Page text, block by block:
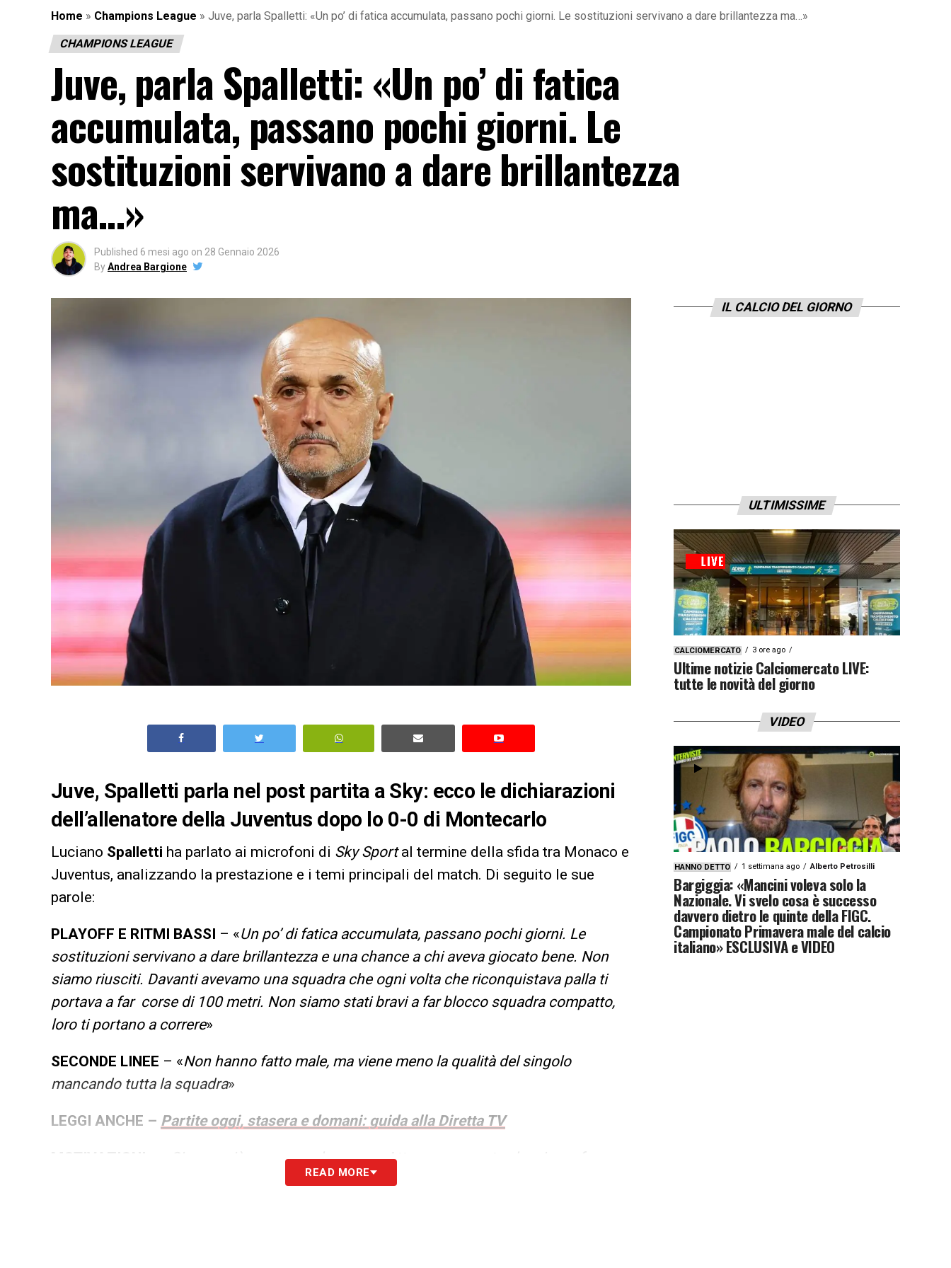
Home » Champions League » Juve, parla Spalletti: «Un po’ di fatica accumulata, passano pochi giorni. Le sostituzioni servivano a dare brillantezza ma…»
CHAMPIONS LEAGUE
Juve, parla Spalletti: «Un po’ di fatica
accumulata, passano pochi giorni. Le
sostituzioni servivano a dare brillantezza
ma…»
Published 6 mesi ago on 28 Gennaio 2026
ByAndrea Bargione
Juve, Spalletti parla nel post partita a Sky: ecco le dichiarazioni
dell’allenatore della Juventus dopo lo 0-0 di Montecarlo
Luciano Spalletti ha parlato ai microfoni di Sky Sportal termine della sfida tra Monaco e
Juventus, analizzando la prestazione e i temi principali del match. Di seguito le sue
parole:
PLAYOFF E RITMI BASSI – «Un po’ di fatica accumulata, passano pochi giorni. Le
sostituzioni servivano a dare brillantezza e una chance a chi aveva giocato bene. Non
siamo riusciti. Davanti avevamo una squadra che ogni volta che riconquistava palla ti
portava a far corse di 100 metri. Non siamo stati bravi a far blocco squadra compatto,
loro ti portano a correre»
SECONDE LINEE – «Non hanno fatto male, ma viene meno la qualità del singolo
mancando tutta la squadra»
LEGGI ANCHE – Partite oggi, stasera e domani: guida alla Diretta TV
Ci sono più consapevolezze ora. Attraverso questa che si va a far
vedere chi siamo, sono partite dove dobbiamo per forza dare seguito alla continuità e
READ MORE
IL CALCIO DEL GIORNO
ULTIMISSIME
CALCIOMERCATO 3 ore ago
Ultime notizie Calciomercato LIVE:
tutte le novità del giorno
VIDEO
HANNO DETTO 1 settimana ago Alberto Petrosilli
Bargiggia: «Mancini voleva solo la
Nazionale. Vi svelo cosa è successo
davvero dietro le quinte della FIGC.
Campionato Primavera male del calcio
italiano» ESCLUSIVA e VIDEO